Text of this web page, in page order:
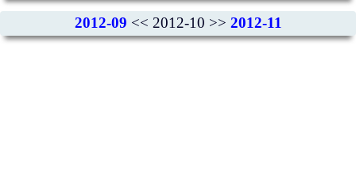
2012-09 << 2012-10 >> 2012-11